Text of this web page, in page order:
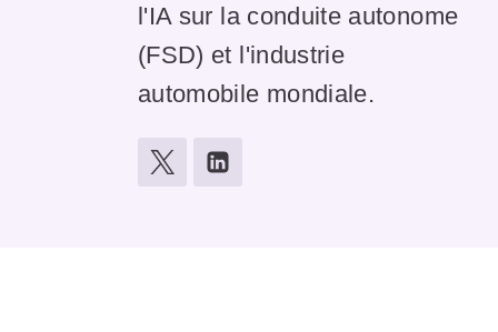
l'IA sur la conduite autonome
(FSD) et l'industrie
automobile mondiale.